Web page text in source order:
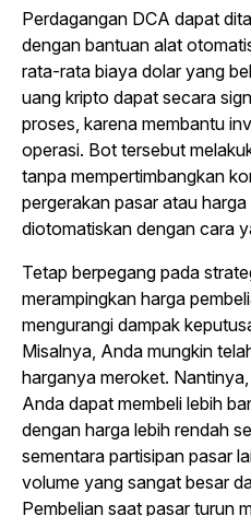
Perdagangan DCA dapat
dengan bantuan alat
rata-rata biaya dolar yang
uang kripto dapat secara
proses, karena membantu
operasi. Bot tersebut
tanpa mempertimbangkan
pergerakan pasar atau
diotomatiskan dengan cara
Tetap berpegang pada
merampingkan harga
mengurangi dampak
Misalnya, Anda mungkin
harganya meroket.
Anda dapat membeli lebih
dengan harga lebih rendah
sementara partisipan pasar
volume yang sangat besar
Pembelian saat pasar turun